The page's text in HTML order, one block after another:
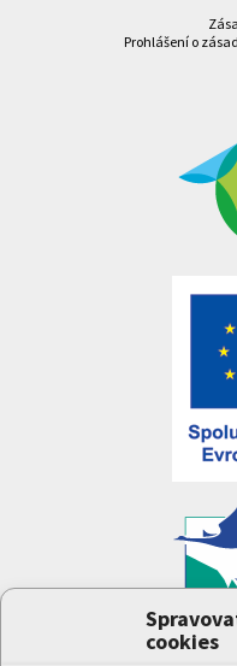
cookies
Prohlášení o